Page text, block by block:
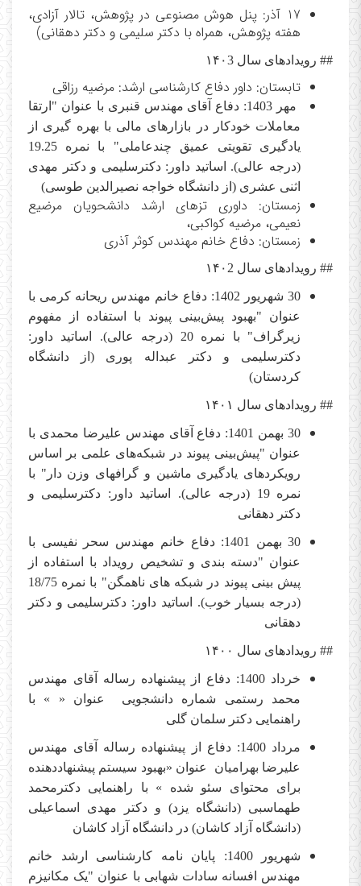
17 آذر: پنل هوش مصنوعی در پژوهش، تالار آزادی،
هفته پژوهش، همراه با دکتر سلیمی و دکتر دهقانی)
## رویدادهای سال ۱۴۰3
تابستان: داور دفاع کارشناسی ارشد: مرضیه رزاقی
مهر 1403: دفاع آقای مهندس قنبری با عنوان "ارتقا
معاملات خودکار در بازارهای مالی با بهره گیری از
یادگیری تقویتی عمیق چندعاملی" با نمره 19.25
(درجه عالی). اساتید داور: دکترسلیمی و دکتر مهدی
اثنی عشری (از دانشگاه خواجه نصیرالدین طوسی)
زمستان: داوری تزهای ارشد دانشحویان مرضیع
نعیمی، مرضیه کواکبی،
زمستان: دفاع خانم مهندس کوثر آذری
## رویدادهای سال ۱۴۰2
30 شهریور 1402: دفاع خانم مهندس ریحانه کرمی با
عنوان "بهبود پیش‌بینی پیوند با استفاده از مفهوم
زیرگراف" با نمره 20 (درجه عالی). اساتید داور:
دکترسلیمی و دکتر عبداله پوری (از دانشگاه
کردستان)
## رویدادهای سال ۱۴۰۱
30 بهمن 1401: دفاع آقای مهندس علیرضا محمدی با
عنوان "پیش‌بینی پیوند در شبکه‌های علمی بر اساس
رویکردهای یادگیری ماشین و گرافهای وزن دار" با
نمره 19 (درجه عالی). اساتید داور: دکترسلیمی و
دکتر دهقانی
30 بهمن 1401: دفاع خانم مهندس سحر نفیسی با
عنوان "دسته بندی و تشخیص رویداد با استفاده از
پیش بینی پیوند در شبکه های ناهمگن" با نمره 18/75
(درجه بسیار خوب). اساتید داور: دکترسلیمی و دکتر
دهقانی
## رویدادهای سال ۱۴۰۰
خرداد 1400: دفاع از پیشنهاده رساله آقای مهندس
محمد رستمی شماره دانشجویی عنوان « » با
راهنمایی دکتر سلمان گلی
مرداد 1400: دفاع از پیشنهاده رساله آقای مهندس
علیرضا بهرامیان عنوان «بهبود سیستم پیشنهاددهنده
برای محتوای سئو شده » با راهنمایی دکترمحمد
طهماسبی (دانشگاه یزد) و دکتر مهدی اسماعیلی
(دانشگاه آزاد کاشان) در دانشگاه آزاد کاشان
شهریور 1400: پایان نامه کارشناسی ارشد خانم
مهندس افسانه سادات شهابی با عنوان "یک مکانیزم